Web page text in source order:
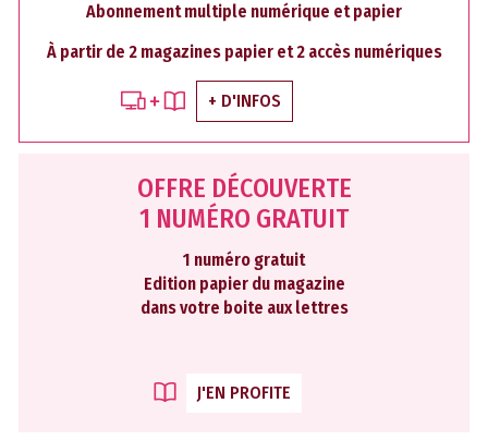
Abonnement multiple numérique et papier
À partir de 2 magazines papier et 2 accès numériques
+ D'INFOS
OFFRE DÉCOUVERTE
1 NUMÉRO GRATUIT
1 numéro gratuit
Edition papier du magazine
dans votre boite aux lettres
J'EN PROFITE